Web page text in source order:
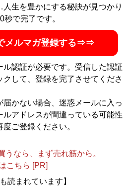
生を豊かにする秘訣が見つかり
秒で完了です。
メルマガ登録する⇒⇒
認証が必要です。受信した認証
クして、登録を完了させてくださ
かない場合、迷惑メールに入っ
ルアドレスが間違っている可能性
ご登録ください。
うなら、まず売れ筋から。
こちら [PR]
読まれています】